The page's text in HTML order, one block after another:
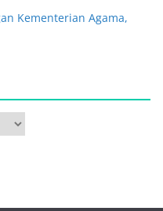
Kementerian Agama,